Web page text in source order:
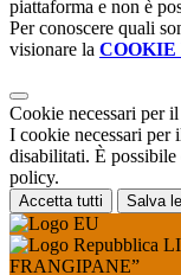
piattaforma e non è
Per conoscere quali
visionare la
Cookie necessari per
I cookie necessari per
disabilitati. È
policy.
Accetta tutti Salva
FRANGIPANE”